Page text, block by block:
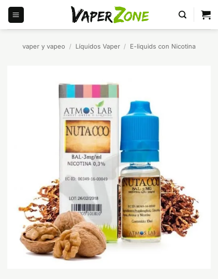
Saltar
contenido
vaper y vapeo / Líquidos Vaper / E-liquids con Nicotina